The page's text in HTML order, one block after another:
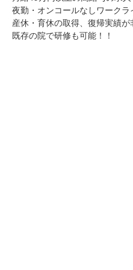
夜勤・オンコールなしワーク
産休・育休の取得、復帰実績
既存の院で研修も可能！！